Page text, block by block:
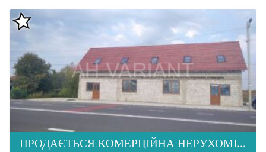
ПРОДАЄТЬСЯ КОМЕРЦІЙНА НЕРУХОМІСТЬ, С. ХОЛМОК